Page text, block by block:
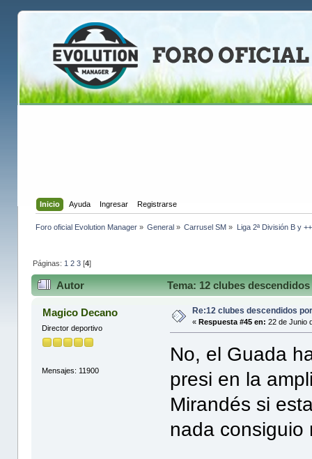
Inicio Ayuda Ingresar Registrarse
Foro oficial Evolution Manager» General » Carrusel SM » Liga 2ª División B y
Páginas: 1 2 3[4]
Autor Tema: 12 clubes
Magico Decano
Director deportivo
Mensajes: 11900
Re:12 clubes descendidos
«Respuesta #45 en: 22 de Junio
No, el Guada
presi en la
Mirandés si
nada consiguio